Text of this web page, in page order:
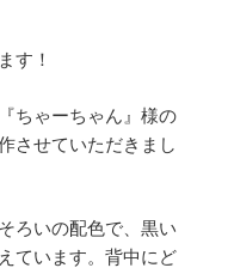
す！
ちゃーちゃん』様の
させていただきまし
ろいの配色で、黒い
ています。背中にど